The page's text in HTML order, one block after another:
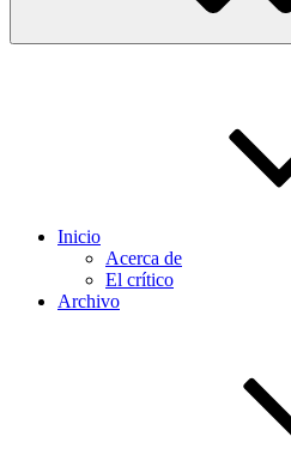
Inicio
Acerca de
El crítico
Archivo